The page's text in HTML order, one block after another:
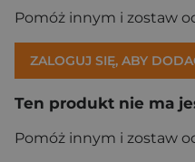
Pomóż innym i zostaw
ZALOGUJ SIĘ, ABY
Ten produkt nie ma
Pomóż innym i zostaw